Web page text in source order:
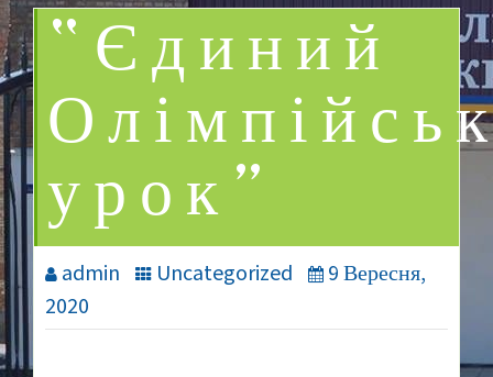
“Єдиний
урок”
admin Uncategorized
9 Вересня,
2020